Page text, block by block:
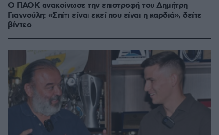
Ο ΠΑΟΚ ανακοίνωσε την επιστροφή του Δημήτρη
Γιαννούλη: «Σπίτι είναι εκεί που είναι η καρδιά», δείτε
βίντεο